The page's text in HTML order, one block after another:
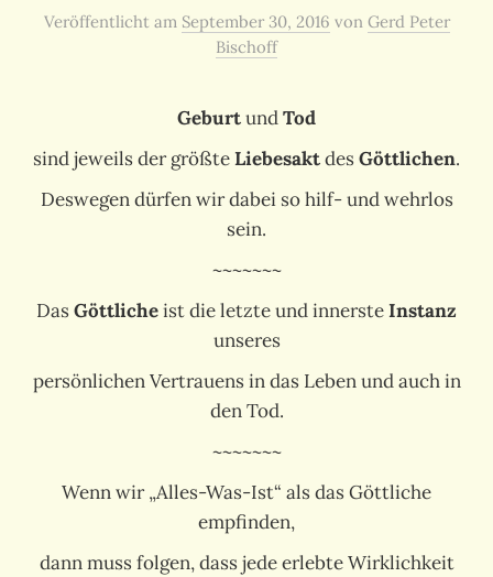
Veröffentlicht am September 30, 2016 von Gerd Peter
Bischoff
GeburtundTod
sind jeweils der größteLiebesaktdesGöttlichen.
Deswegen dürfen wir dabei so hilf- und wehrlos
sein.
~~~~~~~
DasGöttlicheist die letzte und innersteInstanz
unseres
persönlichen Vertrauens in das Leben und auch in
den Tod.
~~~~~~~
Wenn wir „Alles-Was-Ist“ als das Göttliche
empfinden,
dann muss folgen, dass jede erlebte Wirklichkeit